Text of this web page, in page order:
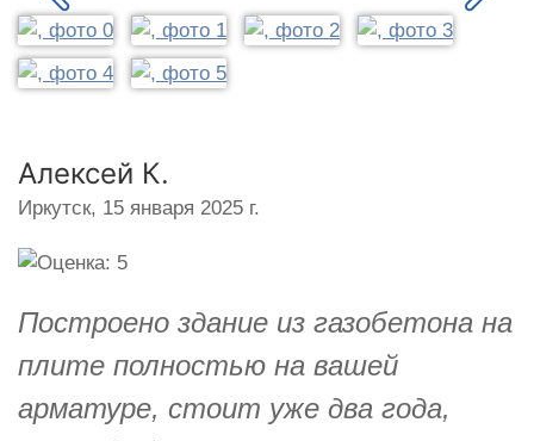
Алексей К.
Иркутск, 15 января 2025 г.
Построено здание из газобетона на
плите полностью на вашей
арматуре, стоит уже два года,